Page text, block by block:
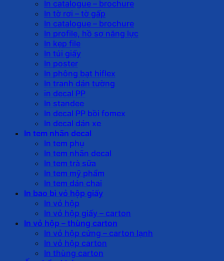
In catalogue – brochure
In tờ rơi – tờ gấp
In catalogue – brochure
In profile, hồ sơ năng lực
In kẹp file
In túi giấy
In poster
In phông bạt hiflex
In tranh dán tường
in decal PP
In standee
In decal PP bồi fomex
In decal dán xe
In tem nhãn decal
In tem phụ
In tem nhãn decal
In tem trà sữa
In tem mỹ phẩm
In tem dán chai
In bao bì vỏ hộp giấy
In vỏ hộp
In vỏ hộp giấy – carton
In vỏ hộp – thùng carton
In vỏ hộp cứng – carton lạnh
In vỏ hộp carton
In thùng carton